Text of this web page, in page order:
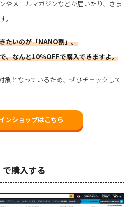
やメールマガジンなどが届いたり、さま
。
たいのが「NANO割」。
、なんと10％OFFで購入できますよ。
象となっているため、ぜひチェックして
ンショップはこちら
購入する